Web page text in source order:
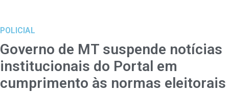
POLICIAL
Governo de MT suspende notícias
institucionais do Portal em
cumprimento às normas eleitorais